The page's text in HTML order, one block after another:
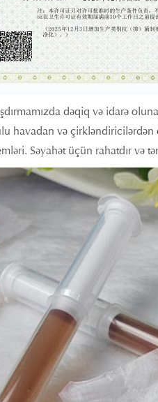
dəqiq və idarə
havadan və çirkləndiricilərdən
Səyahət üçün rahatdır və